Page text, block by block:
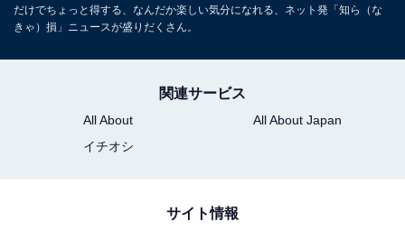
だけでちょっと得する、なんだか楽しい気分になれる、ネット発「知ら（な
きゃ）損」ニュースが盛りだくさん。
関連サービス
All About
All About Japan
イチオシ
サイト情報